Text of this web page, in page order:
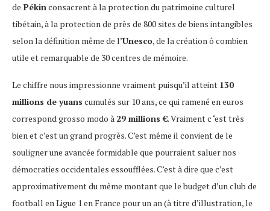
de Pékin consacrent à la protection du patrimoine culturel
tibétain, à la protection de près de 800 sites de biens intangibles
selon la définition même de l’Unesco, de la création ô combien
utile et remarquable de 30 centres de mémoire.
Le chiffre nous impressionne vraiment puisqu’il atteint 130
millions de yuans cumulés sur 10 ans, ce qui ramené en euros
correspond grosso modo à 29 millions €. Vraiment c ‘est très
bien et c’est un grand progrès. C’est même il convient de le
souligner une avancée formidable que pourraient saluer nos
démocraties occidentales essoufflées. C’est à dire que c’est
approximativement du même montant que le budget d’un club de
football en Ligue 1 en France pour un an (à titre d’illustration, le